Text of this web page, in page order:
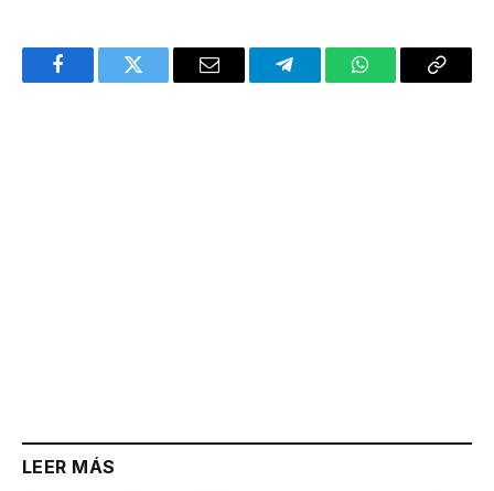
FacebookTwitter Email TelegramWhatsAppCopy
LEER MÁS